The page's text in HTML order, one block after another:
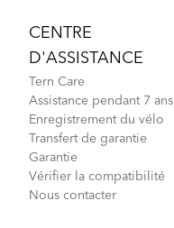
CENTRE
D'ASSISTANCE
Tern Care
Assistance pendant 7 ans
Enregistrement du vélo
Transfert de garantie
Garantie
Vérifier la compatibilité
Nous contacter